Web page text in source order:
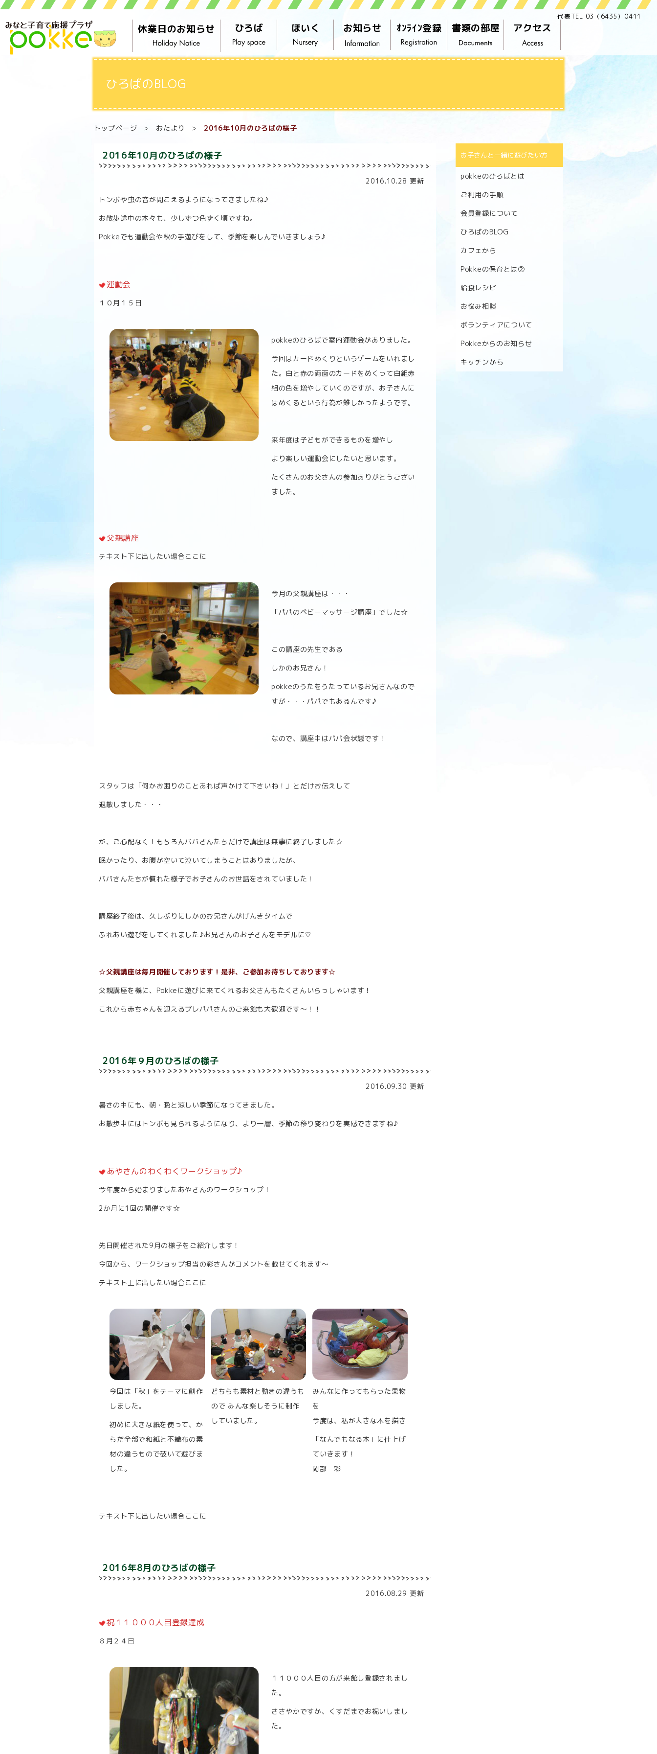
代表TEL 03（6435）0411
休業日のお知らせ ひろば ほいく お知らせ ｵﾝﾗｲﾝ登録 書類の部屋 アクセス
ひろばのBLOG
トップページ > おたより > 2016年10月のひろばの様子
2016年10月のひろばの様子
2016.10.28 更新
トンボや虫の音が聞こえるようになってきましたね♪
お散歩途中の木々も、少しずつ色ずく頃ですね。
Pokkeでも運動会や秋の手遊びをして、季節を楽しんでいきましょう♪
運動会
１０月１５日
pokkeのひろばで室内運動会がありました。
今回はカードめくりというゲームをいれまし
た。白と赤の両面のカードをめくって白組赤
組の色を増やしていくのですが、お子さんに
はめくるという行為が難しかったようです。
来年度は子どもができるものを増やし
より楽しい運動会にしたいと思います。
たくさんのお父さんの参加ありがとうござい
ました。
父親講座
テキスト下に出したい場合ここに
今月の父親講座は・・・
「パパのベビーマッサージ講座」でした☆
この講座の先生である
しかのお兄さん！
pokkeのうたをうたっているお兄さんなので
すが・・・パパでもあるんです♪
なので、講座中はパパ会状態です！
スタッフは「何かお困りのことあれば声かけて下さいね！」とだけお伝えして
退散しました・・・
が、ご心配なく！もちろんパパさんたちだけで講座は無事に終了しました☆
眠かったり、お腹が空いて泣いてしまうことはありましたが、
パパさんたちが慣れた様子でお子さんのお世話をされていました！
講座終了後は、久しぶりにしかのお兄さんがげんきタイムで
ふれあい遊びをしてくれました♪お兄さんのお子さんをモデルに♡
☆父親講座は毎月開催しております！是非、ご参加お待ちしております☆
父親講座を機に、Pokkeに遊びに来てくれるお父さんもたくさんいらっしゃいます！
これから赤ちゃんを迎えるプレパパさんのご来館も大歓迎です～！！
2016年９月のひろばの様子
2016.09.30 更新
暑さの中にも、朝・晩と涼しい季節になってきました。
お散歩中にはトンボも見られるようになり、より一層、季節の移り変わりを実感できますね♪
あやさんのわくわくワークショップ♪
今年度から始まりましたあやさんのワークショップ！
2か月に1回の開催です☆
先日開催された9月の様子をご紹介します！
今回から、ワークショップ担当の彩さんがコメントを載せてくれます～
テキスト上に出したい場合ここに
今回は「秋」をテーマに創作
しました。
初めに大きな紙を使って、か
らだ全部で和紙と不織布の素
材の違うもので破いて遊びま
した。
どちらも素材と動きの違うも
ので みんな楽しそうに制作
していました。
みんなに作ってもらった果物
を
今度は、私が大きな木を描き
「なんでもなる木」に仕上げ
ていきます！
岡部 彩
テキスト下に出したい場合ここに
2016年8月のひろばの様子
2016.08.29 更新
祝１１０００人目登録達成
８月２４日
１１０００人目の方が来館し登録されまし
た。
ささやかですか、くすだまでお祝いしまし
た。
お子さんと一緒に遊びたい方
pokkeのひろばとは
ご利用の手順
会員登録について
ひろばのBLOG
カフェから
Pokkeの保育とは②
給食レシピ
お悩み相談
ボランティアについて
Pokkeからのお知らせ
キッチンから